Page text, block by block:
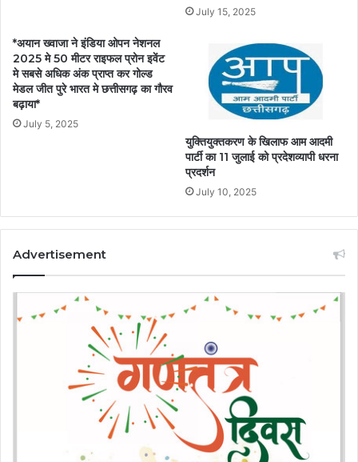
July 15, 2025
*अयान ख्वाजा ने इंडिया ओपन नेशनल
2025 मे 50 मीटर राइफल प्रोन इवेंट
मे सबसे अधिक अंक प्राप्त कर गोल्ड
मेडल जीत पुरे भारत मे छत्तीसगढ़ का गौरव
बढ़ाया*
July 5, 2025
युक्तियुक्तकरण के खिलाफ आम आदमी
पार्टी का 11 जुलाई को प्रदेशव्यापी धरना
प्रदर्शन
July 10, 2025
Advertisement